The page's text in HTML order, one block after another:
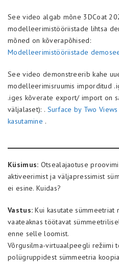
See video algab mõne 3DCoat
modelleerimistööriistade lihtsa
mõned on kõverapõhised:
Modelleerimistööriistade
See video demonstreerib kahe
modelleerimisruumis imporditud
.iges kõverate export/ import on
väljalaset): . Surface by Two
kasutamine .
Küsimus: Otsealajaotuse
aktiveerimist ja väljapressimist
ei esine. Kuidas?
Vastus: Kui kasutate sümmeetriat
vaateaknas töötavat
enne selle loomist.
Võrgusilma-virtuaalpeegli režiimi
polügruppidest sümmeetria